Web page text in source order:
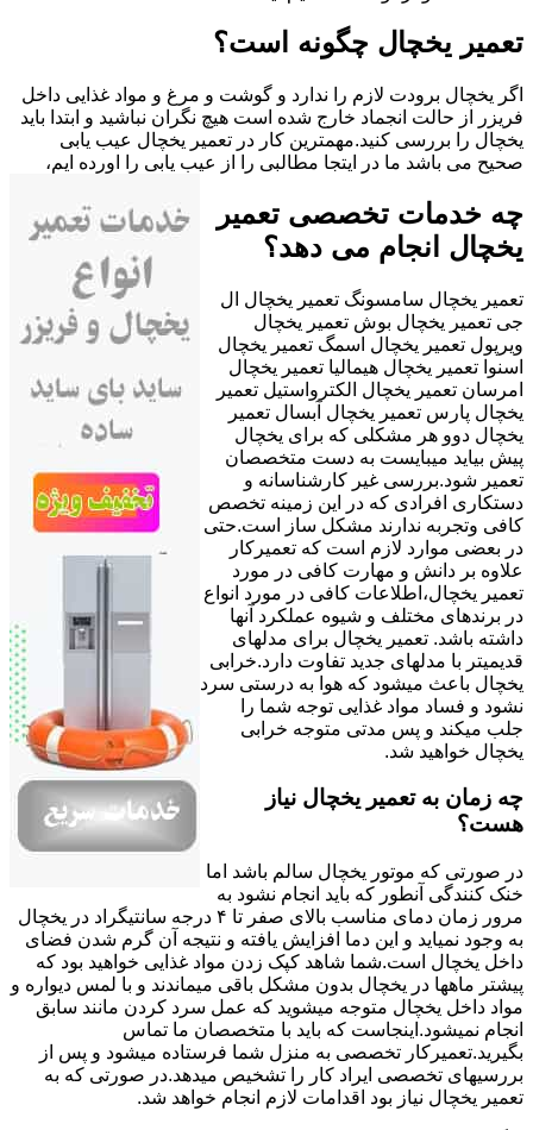
تعمیر یخچال چگونه است؟
اگر یخچال برودت لازم را ندارد و گوشت و مرغ و مواد غذایی داخل
فریزر از حالت انجماد خارج شده است هیچ نگران نباشید و ابتدا باید
یخچال را بررسی کنید.مهمترین کار در تعمیر یخچال عیب یابی
صحیح می باشد ما در ایتجا مطالبی را از عیب یابی را اورده ایم،
چه خدمات تخصصی تعمیر
یخچال انجام می دهد؟
تعمیر یخچال سامسونگ تعمیر یخچال ال
جی تعمیر یخچال بوش تعمیر یخچال
ویرپول تعمیر یخچال اسمگ تعمیر یخچال
اسنوا تعمیر یخچال هیمالیا تعمیر یخچال
امرسان تعمیر یخچال الکترواستیل تعمیر
یخچال پارس تعمیر یخچال آبسال تعمیر
یخچال دوو هر مشکلی که برای یخچال
پیش بیاید میبایست به دست متخصصان
تعمیر شود.بررسی غیر کارشناسانه و
دستکاری افرادی که در این زمینه تخصص
کافی وتجربه ندارند مشکل ساز است.حتی
در بعضی موارد لازم است که تعمیرکار
علاوه بر دانش و مهارت کافی در مورد
تعمیر یخچال،اطلاعات کافی در مورد انواع
در برندهای مختلف و شیوه عملکرد آنها
داشته باشد. تعمیر یخچال برای مدلهای
قدیمیتر با مدل‍های جدید تفاوت دارد.خرابی
یخچال باعث میشود که هوا به درستی سرد
نشود و فساد مواد غذایی توجه شما را
جلب میکند و پس مدتی متوجه خرابی
یخچال خواهید شد.
چه زمان به تعمیر یخچال نیاز
هست؟
در صورتی که موتور یخچال سالم باشد اما
خنک کنندگی آنطور که باید انجام نشود به
مرور زمان دمای مناسب بالای صفر تا ۴ درجه سانتیگراد در یخچال
به وجود نمیاید و این دما افزایش یافته و نتیجه آن گرم شدن فضای
داخل یخچال است.شما شاهد کپک زدن مواد غذایی خواهید بود که
پیشتر ماهها در یخچال بدون مشکل باقی میماندند و با لمس دیواره و
مواد داخل یخچال متوجه میشوید که عمل سرد کردن مانند سابق
انجام نمیشود.اینجاست که باید با متخصصان ما تماس
بگیرید.تعمیرکار تخصصی به منزل شما فرستاده میشود و پس از
بررسیهای تخصصی ایراد کار را تشخیص میدهد.در صورتی که به
تعمیر یخچال نیاز بود اقدامات لازم انجام خواهد شد.